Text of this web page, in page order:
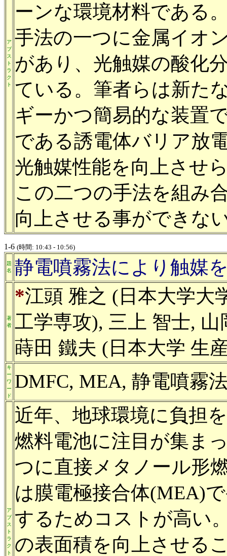
ア
ブ
ス
ト
ラ
ク
ト
ーンな環境材料である
手法の一つに金属イオ
があり、光触媒の酸化
ている。筆者らは新た
ギーかつ簡易的な装置
である誘電体バリア放
光触媒性能を向上させ
この二つの手法を組み
向上させる事ができな
1-6 (時間: 10:43 - 10:56)
題
名
静電噴霧法により触媒
著
者
*江頭 雅之 (日本大学大
工学専攻), 三上 智士,
蒔田 鐵夫 (日本大学 生
キ
ー
ワ
ー
ド
DMFC, MEA, 静電噴霧
ア
ブ
ス
ト
ラ
ク
ト
近年、地球環境に負担
燃料電池に注目が集ま
つに直接メタノール形
は膜電極接合体(MEA)
するためコストが高い
の表面積を向上させる